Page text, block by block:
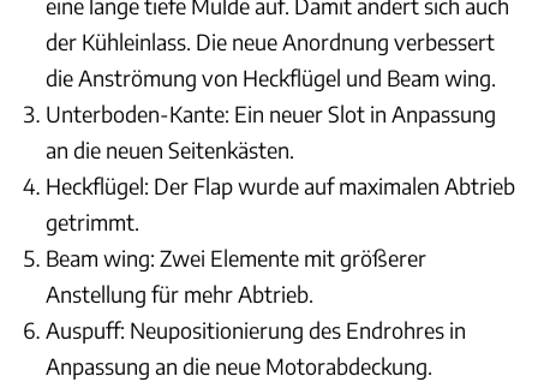
eine lange tiefe Mulde auf. Damit ändert sich auch
der Kühleinlass. Die neue Anordnung verbessert
die Anströmung von Heckflügel und Beam wing.
Unterboden-Kante: Ein neuer Slot in Anpassung
an die neuen Seitenkästen.
Heckflügel: Der Flap wurde auf maximalen Abtrieb
getrimmt.
Beam wing: Zwei Elemente mit größerer
Anstellung für mehr Abtrieb.
Auspuff: Neupositionierung des Endrohres in
Anpassung an die neue Motorabdeckung.